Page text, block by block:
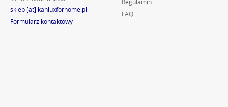
sklep [at] kanluxforhome.pl
Formularz kontaktowy
Regulamin
FAQ